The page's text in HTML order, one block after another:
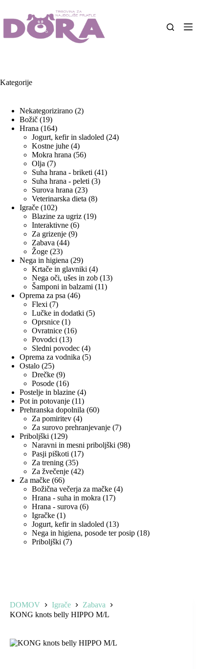
content
DOMOV Igrače
Zabava
KONG knots belly HIPPO M/L
Kategorije
Nekategorizirano 22
Božič 1919
izdelkov
Hrana 164164
izdelkov
Jogurt, kefir in sladoled 2424
Kostne juhe 44
izdelki
Mokra hrana 5656
Olja 77
izdelkov
Suha hrana - briketi 4141
Suha hrana - peleti 33
Surova hrana 2323
izdelkov
Veterinarska dieta 88
Igrače 102102
izdelka
Blazine za ugriz 1919
Interaktivne 66
izdelkov
Za grizenje 99
Zabava 4444
Žoge 2323
izdelkov
Nega in higiena 2929
izdelkov
Krtače in glavniki 44
izdelki
Nega oči, ušes in zob 1313
Šamponi in balzami 1111
Oprema za psa 4646
Flexi 77
izdelkov
Lučke in dodatki 55
Oprsnice 11
izdelek
Ovratnice 1616
Povodci 1313
izdelkov
Sledni povodec 44
izdelki
Oprema za vodnika 55
Ostalo 2525
izdelkov
Drečke 99
izdelkov
Posode 1616
izdelkov
Postelje in blazine 44
izdelki
Pot in potovanje 1111
izdelkov
Prehranska dopolnila 6060
Za pomiritev 44
izdelki
Za surovo prehranjevanje 77
Priboljški 129129
izdelkov
Naravni in mesni priboljški 9898
Pasji piškoti 1717
Za trening 3535
izdelkov
Za žvečenje 4242
Za mačke 6666
izdelkov
Božična večerja za mačke 44
Hrana - suha in mokra 1717
Hrana - surova 66
Igračke 11
izdelek
Jogurt, kefir in sladoled 1313
izdelkov
Nega in higiena, posode ter posip 1818
Priboljški 77